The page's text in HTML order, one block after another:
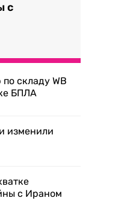
с
складу WB
БПЛА
изменили
с Ираном